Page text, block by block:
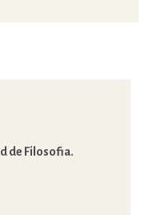
de Filosofia.